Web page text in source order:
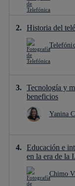
Historia del
Tecnología y
beneficios
Yanina
Educación e
en la era de la
Chimo